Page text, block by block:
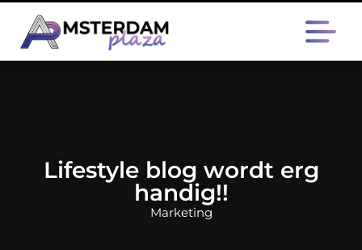
Lifestyle blog wordt erg
handig!!
Marketing